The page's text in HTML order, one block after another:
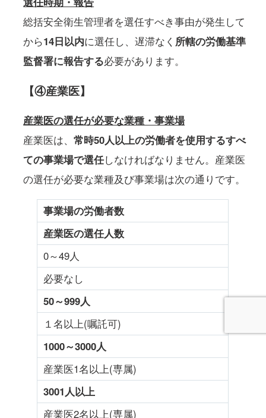
総括安全衛生管理者を選任すべき事由が発生して
から14日以内に選任し、遅滞なく 所轄の労働基準
監督署に報告する必要があります。
【④産業医】
産業医の選任が必要な業種・事業場
産業医は、常時50人以上の労働者を使用するすべ
ての事業場で選任しなければなりません。産業医
の選任が必要な業種及び事業場は次の通りです。
事業場の労働者数
産業医の選任人数
0～49人
必要なし
50～999人
１名以上(嘱託可)
1000～3000人
産業医1名以上(専属)
3001 人以上
産業医2名以上(専属)